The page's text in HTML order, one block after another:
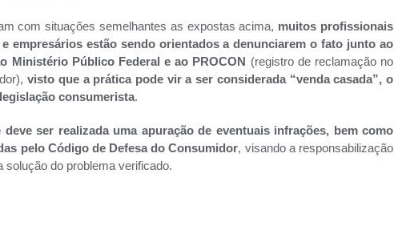
com situações semelhantes as expostas acima, muitos profissionais
empresários estão sendo orientados a denunciarem o fato junto ao
Ministério Público Federal e ao PROCON (registro de reclamação no
visto que a prática pode vir a ser considerada “venda casada”, o
consumerista.
deve ser realizada uma apuração de eventuais infrações, bem como
pelo Código de Defesa do Consumidor, visando a responsabilização
solução do problema verificado.